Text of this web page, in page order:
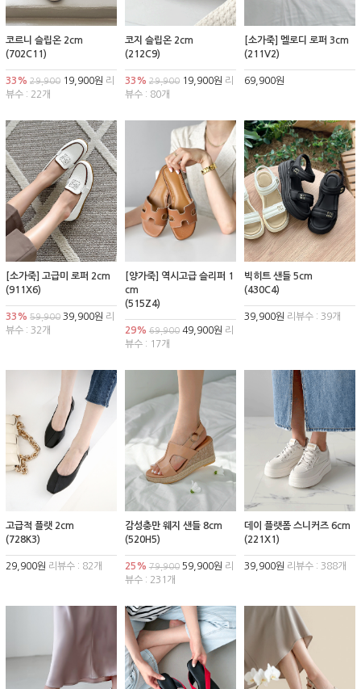
코르니 슬립온 2cm
(702C11)
33% 29,900 19,900원 리
뷰수 : 22개
코지 슬립온 2cm
(212C9)
33% 29,90019,900원 리
뷰수 : 80개
[소가죽] 멜로디 로퍼 3cm
(211V2)
69,900원
[소가죽] 고급미 로퍼 2cm
(911X6)
33% 59,900 39,900원 리
뷰수 : 32개
[양가죽] 역시고급 슬리퍼 1
cm
(515Z4)
29% 69,90049,900원 리
뷰수 : 17개
빅히트 샌들 5cm
(430C4)
39,900원 리뷰수 : 39개
고급적 플랫 2cm
(728K3)
29,900원 리뷰수 : 82개
감성충만 웨지 샌들 8cm
(520H5)
25% 79,90059,900원 리
뷰수 : 231개
데이 플랫폼 스니커즈 6cm
(221X1)
39,900원 리뷰수 : 388개